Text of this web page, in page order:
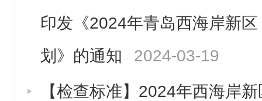
印发《2024年青岛西海岸新
划》的通知
2024-03-19
【检查标准】2024年西海岸